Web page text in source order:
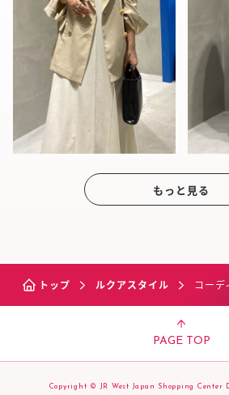
もっと見る
トップ ルクアスタイル コー
PAGE TOP
Copyright © JR West Japan Shopping Center